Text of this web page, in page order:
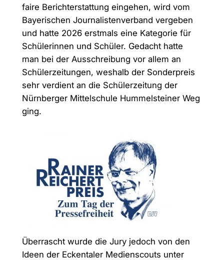
faire Berichterstattung eingehen, wird vom
Bayerischen Journalistenverband vergeben
und hatte 2026 erstmals eine Kategorie für
Schülerinnen und Schüler. Gedacht hatte
man bei der Ausschreibung vor allem an
Schülerzeitungen, weshalb der Sonderpreis
sehr verdient an die Schülerzeitung der
Nürnberger Mittelschule Hummelsteiner Weg
ging.
Überrascht wurde die Jury jedoch von den
Ideen der Eckentaler Medienscouts unter